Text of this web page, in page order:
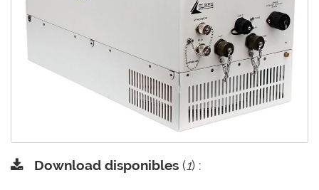
Download disponibles (1) :